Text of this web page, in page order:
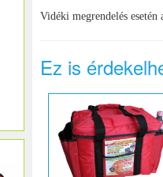
Vidéki megrendelés
Ez is